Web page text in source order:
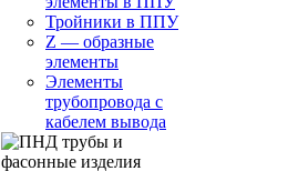
Тройники в ППУ
Z — образные
элементы
Элементы
трубопровода с
кабелем вывода